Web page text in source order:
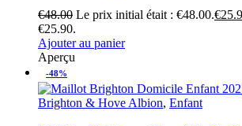
€48.00 Le prix initial était : €48.00.€
€25.90.
Ajouter au panier
Aperçu
-48%
Brighton & Hove Albion, Enfant